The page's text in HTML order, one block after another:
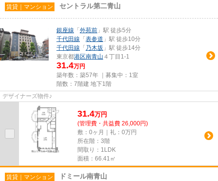
賃貸｜マンション セントラル第二青山
銀座線 「 外苑前 」駅 徒歩5分
千代田線 「 表参道 」駅 徒歩10分
千代田線 「 乃木坂 」駅 徒歩14分
東京都港区南青山 ４丁目1-1
31.4万円
築年数：築57年 ｜募集中： 1室
階数：7階建 地下1階
デザイナーズ物件♪
31.4万円
(管理費・共益費 26,000円)
敷：0ヶ月｜礼：0万円
所在階：3階
間取り：1LDK
面積：66.41㎡
賃貸｜マンション ドミール南青山